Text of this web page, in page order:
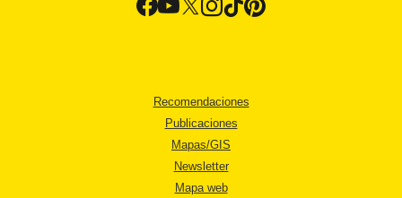
Recomendaciones
Publicaciones
Mapas/GIS
Newsletter
Mapa web